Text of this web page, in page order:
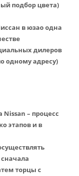
подбор цвета)
в юзао одна
дилеров
одному адресу)
– процесс
этапов и в
торцы с